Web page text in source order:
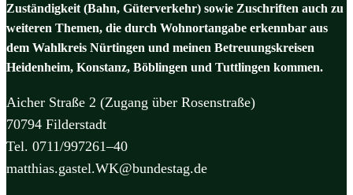
Zuständigkeit (Bahn, Güterverkehr) sowie Zuschriften auch zu
weiteren Themen, die durch Wohnortangabe erkennbar aus
dem Wahlkreis Nürtingen und meinen Betreuungskreisen
Heidenheim, Konstanz, Böblingen und Tuttlingen kommen.
Aicher Straße 2 (Zugang über Rosenstraße)
70794 Filderstadt
Tel. 0711/997261–40
matthias.gastel.WK@bundestag.de